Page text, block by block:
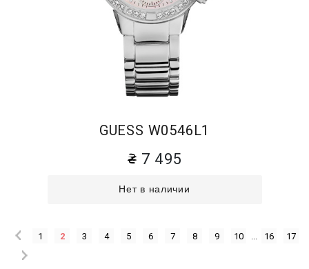
GUESS W0546L1
7 495
Нет в наличии
1 2 3 4 5 6 7 8 9 10 16 17